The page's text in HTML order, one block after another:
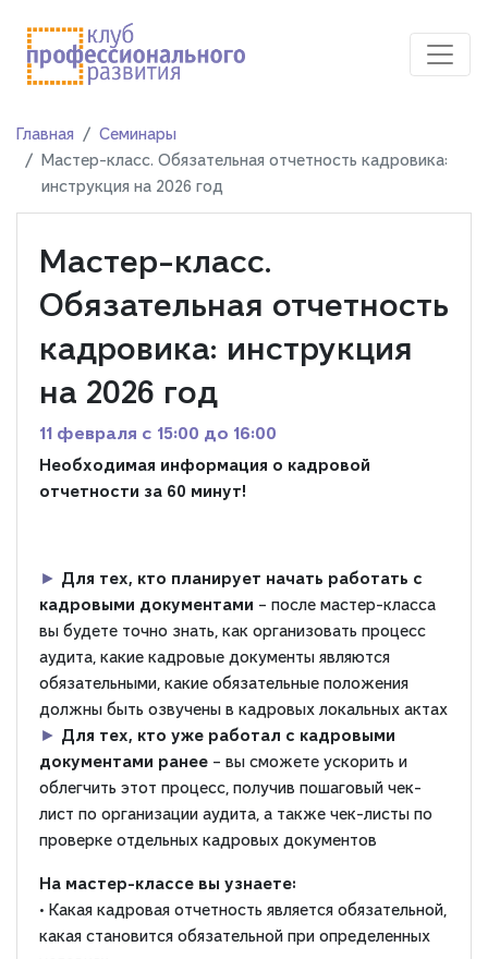
Главная
Семинары
Мастер-класс. Обязательная отчетность кадровика:
инструкция на 2026 год
Мастер-класс.
Обязательная отчетность
кадровика: инструкция
на 2026 год
11 февраля c 15:00 до 16:00
Необходимая информация о кадровой
отчетности за 60 минут!
► Для тех, кто планирует начать работать с
кадровыми документами – после мастер-класса
вы будете точно знать, как организовать процесс
аудита, какие кадровые документы являются
обязательными, какие обязательные положения
должны быть озвучены в кадровых локальных актах
► Для тех, кто уже работал с кадровыми
документами ранее – вы сможете ускорить и
облегчить этот процесс, получив пошаговый чек-
лист по организации аудита, а также чек-листы по
проверке отдельных кадровых документов
На мастер-классе вы узнаете:
• Какая кадровая отчетность является обязательной,
какая становится обязательной при определенных